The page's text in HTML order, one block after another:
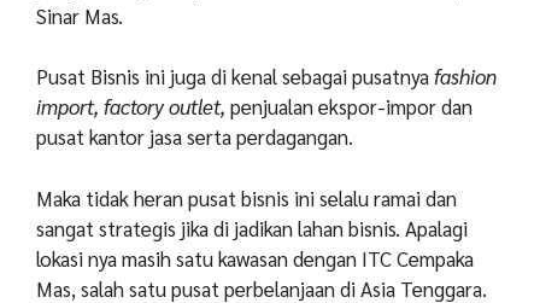
Sinar Mas.
Pusat Bisnis ini juga di kenal sebagai pusatnyafashion
import, factory outlet, penjualan ekspor-impor dan
pusat kantor jasa serta perdagangan.
Maka tidak heran pusat bisnis ini selalu ramai dan
sangat strategis jika di jadikan lahan bisnis. Apalagi
lokasi nya masih satu kawasan dengan ITC Cempaka
Mas, salah satu pusat perbelanjaan di Asia Tenggara.